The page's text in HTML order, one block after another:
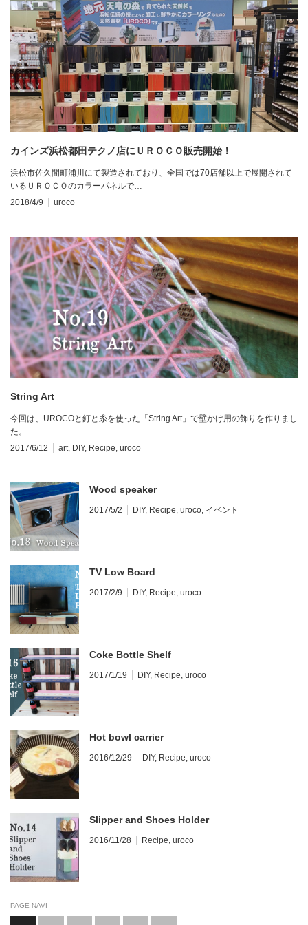
カインズ浜松都田テクノ店にＵＲＯＣＯ販売開始！
浜松市佐久間町浦川にて製造されており、全国では70店舗以上で展開されて
いるＵＲＯＣＯのカラーパネルで…
2018/4/9
uroco
String Art
今回は、UROCOと釘と糸を使った「String Art」で壁かけ用の飾りを作りまし
た。…
2017/6/12
art, DIY, Recipe, uroco
Wood speaker
2017/5/2 DIY, Recipe, uroco, イベント
TV Low Board
2017/2/9 DIY, Recipe, uroco
Coke Bottle Shelf
2017/1/19 DIY, Recipe, uroco
Hot bowl carrier
2016/12/29 DIY, Recipe, uroco
Slipper and Shoes Holder
2016/11/28 Recipe, uroco
PAGE NAVI